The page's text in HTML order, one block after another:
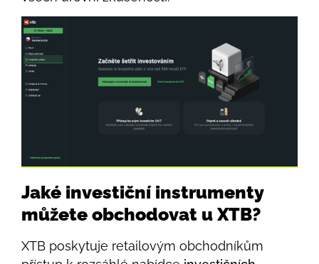
Jaké investiční instrumenty
můžete obchodovat u XTB?
XTB poskytuje retailovým obchodníkům